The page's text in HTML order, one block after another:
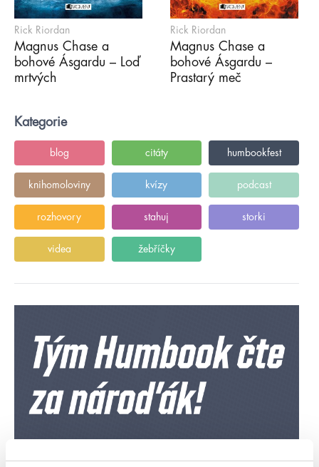
Rick Riordan
Magnus Chase a
bohové Ásgardu – Loď
mrtvých
Rick Riordan
Magnus Chase a
bohové Ásgardu –
Prastarý meč
Kategorie
blog citáty humbookfest
knihomoloviny kvízy podcast
rozhovory stahuj storki
videa žebříčky